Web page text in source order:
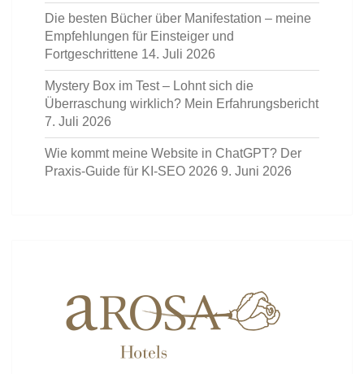
Die besten Bücher über Manifestation – meine
Empfehlungen für Einsteiger und
Fortgeschrittene 14. Juli 2026
Mystery Box im Test – Lohnt sich die
Überraschung wirklich? Mein Erfahrungsbericht
7. Juli 2026
Wie kommt meine Website in ChatGPT? Der
Praxis-Guide für KI-SEO 2026 9. Juni 2026